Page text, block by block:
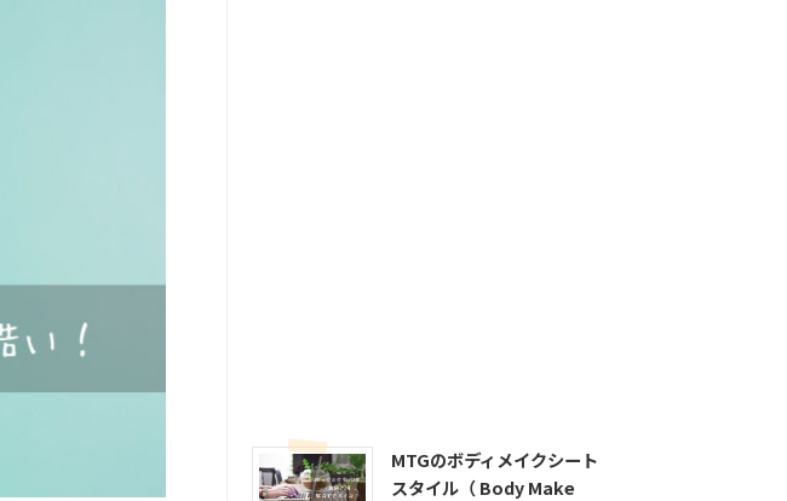
MTGのボディメイクシート
スタイル（ Body Make